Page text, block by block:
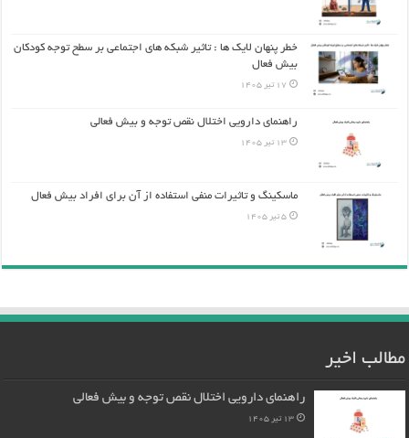
خطر پنهان لایک ها : تاثیر شبکه های اجتماعی بر سطح توجه کودکان
بیش فعال
17 تیر 1405
راهنمای دارویی اختلال نقص توجه و بیش فعالی
13 تیر 1405
ماسکینگ و تاثیرات منفی استفاده از آن برای افراد بیش فعال
5 تیر 1405
مطالب اخیر
راهنمای دارویی اختلال نقص توجه و بیش فعالی
13 تیر 1405